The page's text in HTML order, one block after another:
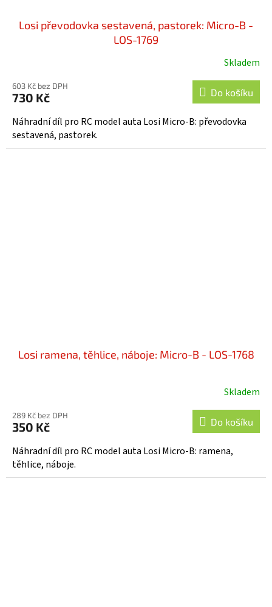
Losi převodovka sestavená, pastorek: Micro-B -
LOS-1769
Skladem
603 Kč bez DPH
730 Kč Do košíku
Náhradní díl pro RC model auta Losi Micro-B: převodovka
sestavená, pastorek.
Losi ramena, těhlice, náboje: Micro-B - LOS-1768
Skladem
289 Kč bez DPH
350 Kč Do košíku
Náhradní díl pro RC model auta Losi Micro-B: ramena,
těhlice, náboje.